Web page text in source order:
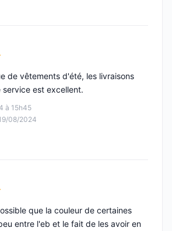
à 15h45
08/2024
de vêtements d'été, les livraisons
est excellent.
que la couleur de certaines
entre l'eb et le fait de les avoir en